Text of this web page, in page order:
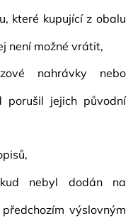
které kupující z obalu
není možné vrátit,
nahrávky nebo
porušil jejich původní
nebyl dodán na
výslovným